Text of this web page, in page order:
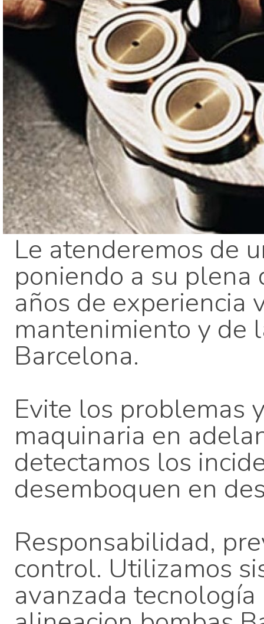
Le atenderemos de
poniendo a su plena
años de experiencia
mantenimiento y de
Barcelona.
Evite los problemas
maquinaria en
detectamos los
desemboquen en
Responsabilidad,
control. Utilizamos
avanzada